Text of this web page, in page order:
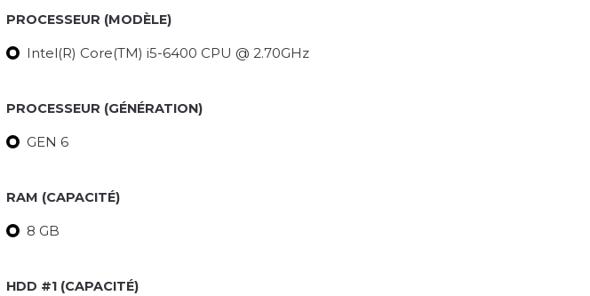
PROCESSEUR (MODÈLE)
Intel(R) Core(TM) i5-6400 CPU @ 2.70GHz
PROCESSEUR (GÉNÉRATION)
GEN 6
RAM (CAPACITÉ)
8 GB
HDD #1 (CAPACITÉ)